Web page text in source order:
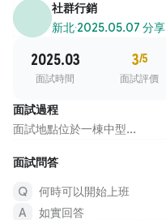
社群行銷
新北·2025.05.07 分享
2025.03
面試時間
3/5
面試評價
面試過程
面試地點位於一棟中型...
面試問答
何時可以開始上班
如實回答